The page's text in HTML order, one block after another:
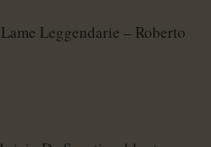
Leggendarie – Roberto